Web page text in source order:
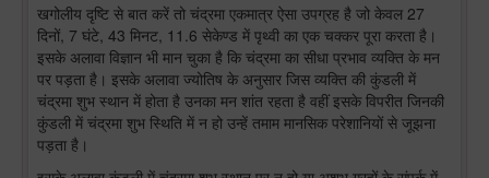
खगोलीय दृष्टि से बात करें तो चंद्रमा एकमात्र ऐसा उपग्रह है जो केवल 27
दिनों, 7 घंटे, 43 मिनट, 11.6 सेकेण्ड में पृथ्वी का एक चक्कर पूरा करता है।
इसके अलावा विज्ञान भी मान चुका है कि चंद्रमा का सीधा प्रभाव व्यक्ति के मन
पर पड़ता है। इसके अलावा ज्योतिष के अनुसार जिस व्यक्ति की कुंडली में
चंद्रमा शुभ स्थान में होता है उनका मन शांत रहता है वहीं इसके विपरीत जिनकी
कुंडली में चंद्रमा शुभ स्थिति में न हो उन्हें तमाम मानसिक परेशानियों से जूझना
पड़ता है।